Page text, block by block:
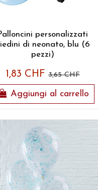
personalizzati
di neonato, blu (6
pezzi)
1,83 CHF3,65 CHF
Aggiungi al carrello